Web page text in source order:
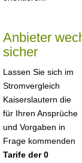
Anbieter
sicher
Lassen Sie sich im
Stromvergleich
Kaiserslautern die
für Ihren Ansprüche
und Vorgaben in
Frage kommenden
Tarife der 0